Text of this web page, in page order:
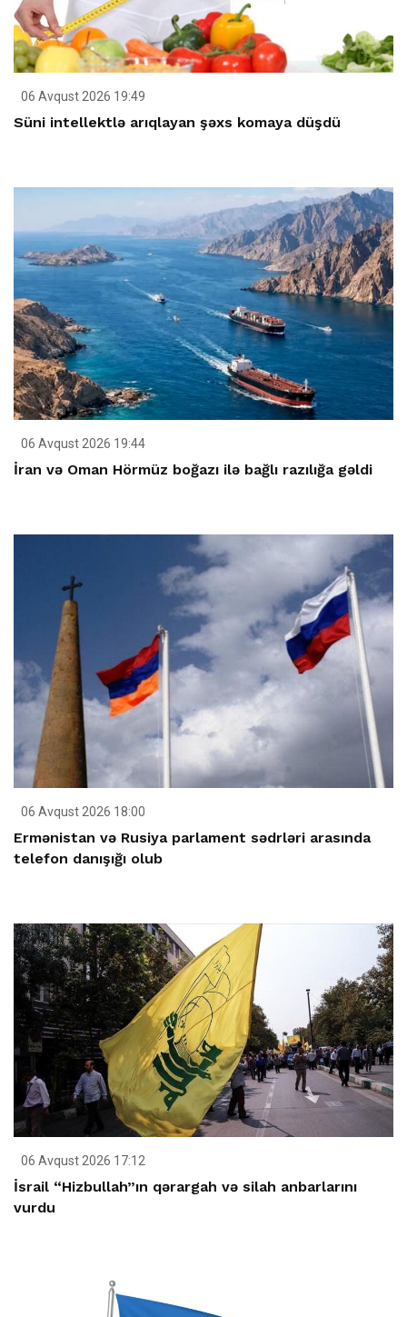
06 Avqust 2026 19:49
Süni intellektlə arıqlayan şəxs komaya düşdü
06 Avqust 2026 19:44
İran və Oman Hörmüz boğazı ilə bağlı razılığa gəldi
06 Avqust 2026 18:00
Ermənistan və Rusiya parlament sədrləri arasında
telefon danışığı olub
06 Avqust 2026 17:12
İsrail “Hizbullah”ın qərargah və silah anbarlarını
vurdu